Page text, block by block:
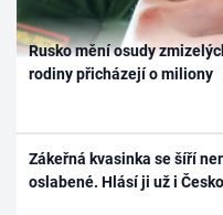
Rusko mění osudy
rodiny přicházejí o miliony
Zákeřná kvasinka se šíří
oslabené. Hlásí ji už i Česko